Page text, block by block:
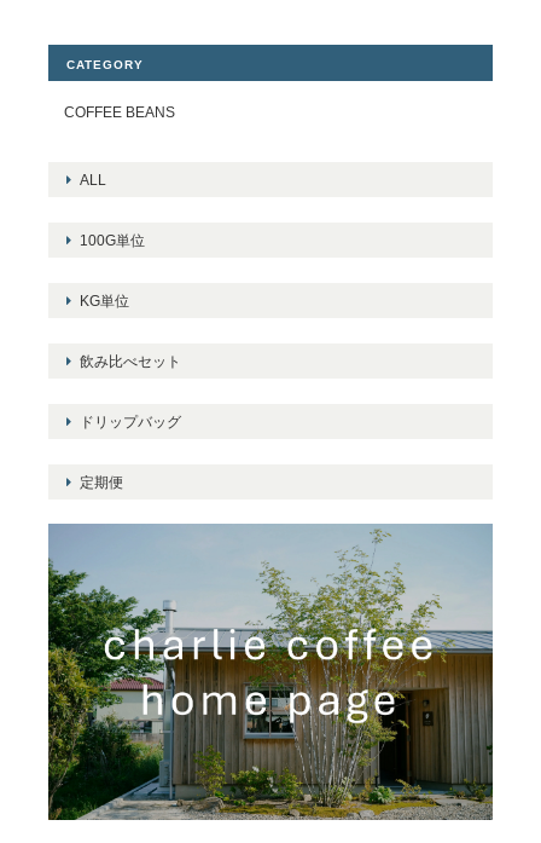
CATEGORY
COFFEE BEANS
ALL
100G単位
KG単位
飲み比べセット
ドリップバッグ
定期便